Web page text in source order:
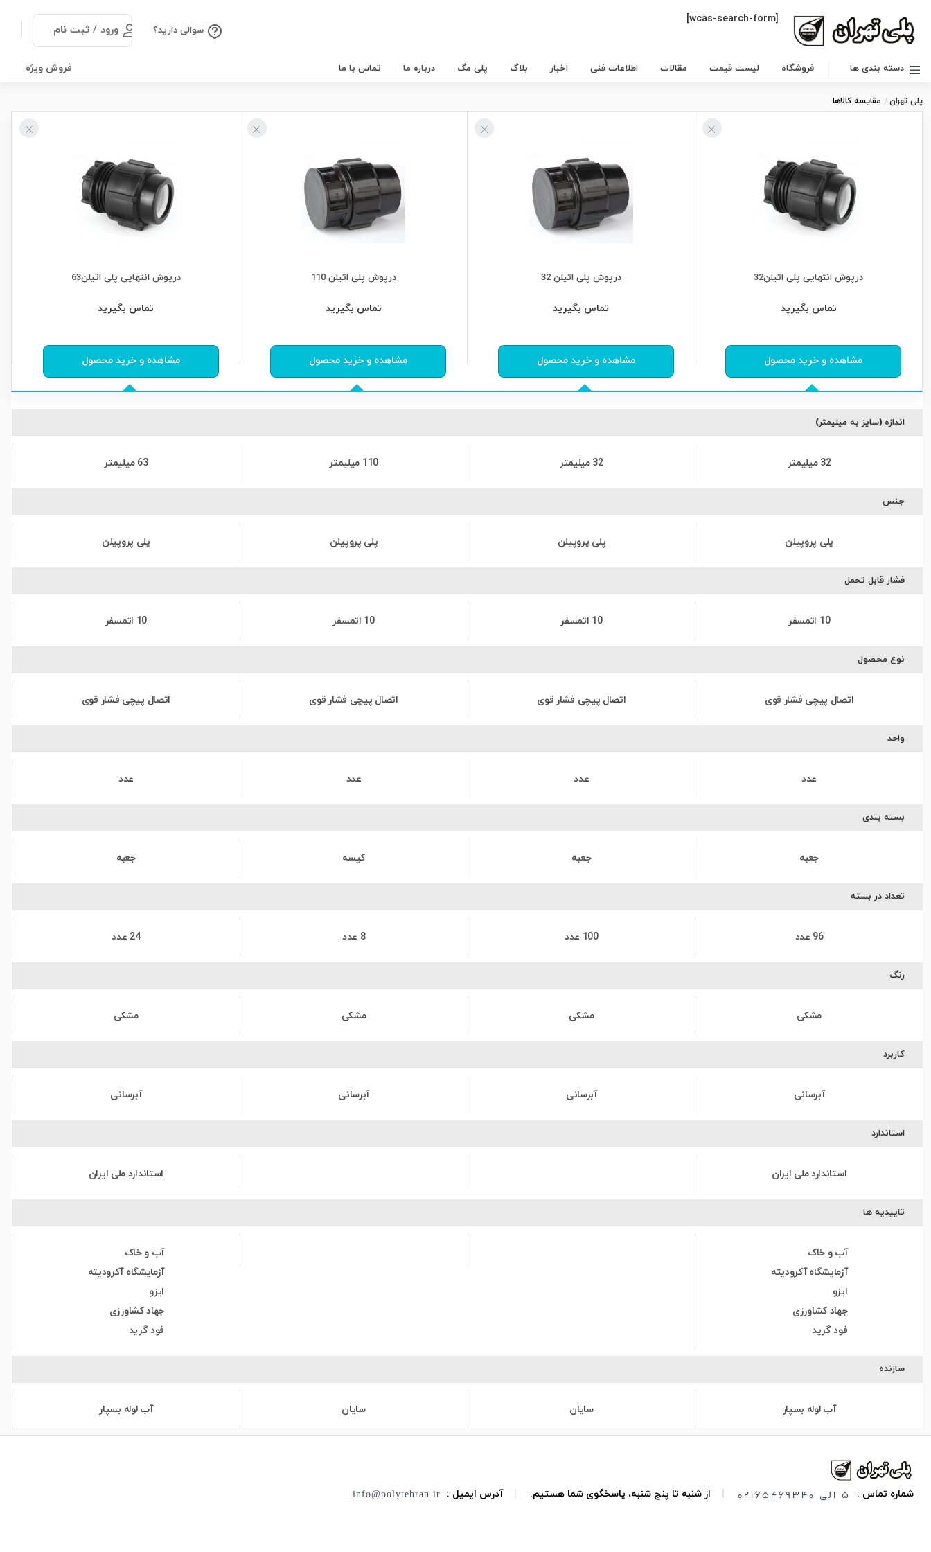
ورود / ثبت نام سوالی دارید؟
[wcas-search-form]
دسته بندی ها فروشگاه لیست قیمت مقالات اطلاعات فنی اخبار بلاگ پلی مگ درباره ما تماس با ما فروش ویژه
پلی تهران مقایسه کالاها
درپوش انتهایی پلی اتیلن32
تماس بگیرید
مشاهده و خرید محصول
درپوش پلی اتیلن 32
تماس بگیرید
مشاهده و خرید محصول
درپوش پلی اتیلن 110
تماس بگیرید
مشاهده و خرید محصول
درپوش انتهایی پلی اتیلن63
تماس بگیرید
مشاهده و خرید محصول
اندازه (سایز به میلیمتر)
32 میلیمتر 32 میلیمتر 110 میلیمتر 63 میلیمتر
جنس
پلی پروپیلن پلی پروپیلن پلی پروپیلن پلی پروپیلن
فشار قابل تحمل
10 اتمسفر 10 اتمسفر 10 اتمسفر 10 اتمسفر
نوع محصول
اتصال پیچی فشار قوی اتصال پیچی فشار قوی اتصال پیچی فشار قوی اتصال پیچی فشار قوی
واحد
عدد عدد عدد عدد
بسته بندی
جعبه جعبه کیسه جعبه
تعداد در بسته
96 عدد 100 عدد 8 عدد 24 عدد
رنگ
مشکی مشکی مشکی مشکی
کاربرد
آبرسانی آبرسانی آبرسانی آبرسانی
استاندارد
استاندارد ملی ایران استاندارد ملی ایران
تاییدیه ها
آب و خاک
آزمایشگاه آکرودیته
ایزو
جهاد کشاورزی
فود گرید
آب و خاک
آزمایشگاه آکرودیته
ایزو
جهاد کشاورزی
فود گرید
سازنده
آب لوله بسپار سایان سایان آب لوله بسپار
شماره تماس : 5 الی 02165469340 از شنبه تا پنج شنبه، پاسخگوی شما هستیم. آدرس ایمیل : info@polytehran.ir